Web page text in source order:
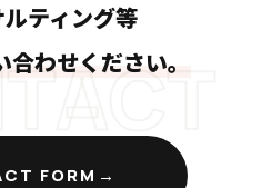
ティング等
合わせください。
FORM